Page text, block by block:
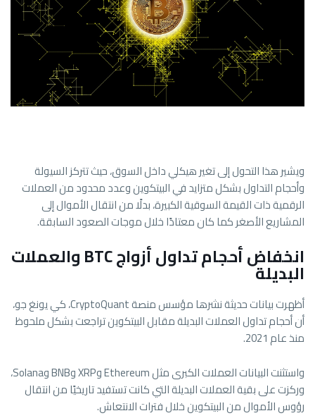
ويشير هذا التحول إلى تغير هيكلي داخل السوق، حيث تتركز السيولة
وأحجام التداول بشكل متزايد في البيتكوين وعدد محدود من العملات
الرقمية ذات القيمة السوقية الكبيرة، بدلًا من انتقال الأموال إلى
المشاريع الأصغر كما كان معتادًا خلال موجات الصعود السابقة.
انخفاض أحجام تداول أزواج BTC والعملات
البديلة
أظهرت بيانات حديثة نشرها مؤسس منصة CryptoQuant، كي يونغ جو،
أن أحجام تداول العملات البديلة مقابل البيتكوين تراجعت بشكل ملحوظ
منذ عام 2021.
واستثنت البيانات العملات الكبرى مثل Ethereum وXRP وBNB وSolana،
وركزت على بقية العملات البديلة التي كانت تستفيد تاريخيًا من انتقال
رؤوس الأموال من البيتكوين خلال فترات الانتعاش.